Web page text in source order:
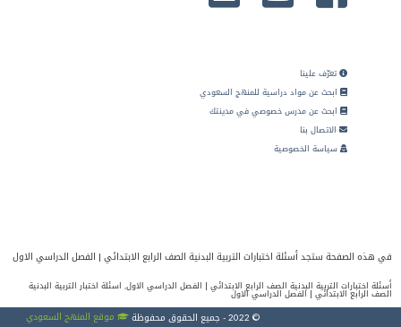
تعرّف علينا
ابحث عن مواد دراسية للمنهج السعودي
ابحث عن مدرس خصوصي في مدينتك
الاتصال بنا
سياسة الخصوصية
في هذه الصفحة ستجد أسئلة اختبارات التربية البدنية الصف الرابع الابتدائي | الفصل الدراسي الاول
أسئلة اختبارات التربية البدنية الصف الرابع الابتدائي | الفصل الدراسي الاول, اسئلة اختبار التربية البدنية
الصف الرابع الابتدائي | الفصل الدراسي الاول
© 2022 - جميع الحقوق محفوظة موقع المنهج السعودي